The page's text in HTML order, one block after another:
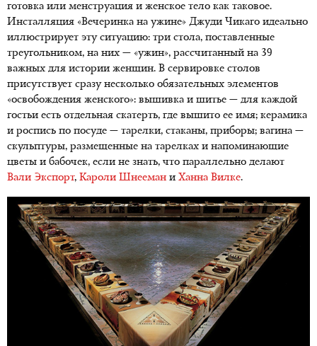
готовка или менструация и женское тело как таковое.
Инсталляция «Вечеринка на ужине» Джуди Чикаго идеально
иллюстрирует эту ситуацию: три стола, поставленные
треугольником, на них — «ужин», рассчитанный на 39
важных для истории женщин. В сервировке столов
присутствует сразу несколько обязательных элементов
«освобождения женского»: вышивка и шитье — для каждой
гостьи есть отдельная скатерть, где вышито ее имя; керамика
и роспись по посуде — тарелки, стаканы, приборы; вагина —
скульптуры, размещенные на тарелках и напоминающие
цветы и бабочек, если не знать, что параллельно делают
Вали Экспорт, Кароли Шнееман и Ханна Вилке.